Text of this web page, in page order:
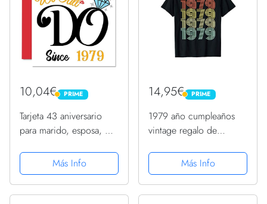
10,04€ PRIME
PRIME
Tarjeta 43 aniversario
para marido, esposa, We
Love You Gifts Happy
43 aniversario boda para
pareja, tarjetas
Más Info
14,95€ PRIME
PRIME
1979 año cumpleaños
vintage regalo de
Más Info